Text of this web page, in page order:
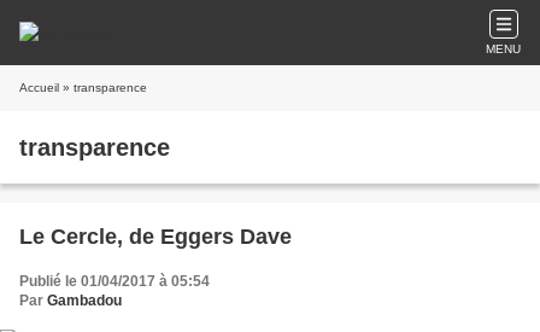
MENU
Accueil » transparence
transparence
Le Cercle, de Eggers Dave
Publié le 01/04/2017 à 05:54
Par Gambadou